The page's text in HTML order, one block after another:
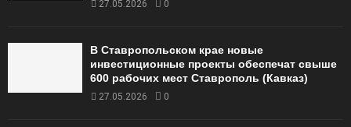
27.05.2026 0
В Ставропольском крае новые
инвестиционные проекты обеспечат свыше
600 рабочих мест Ставрополь (Кавказ)
27.05.2026 0